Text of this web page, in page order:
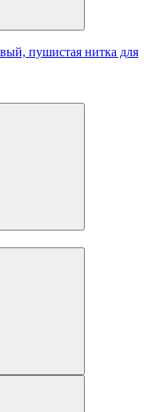
пушистая нитка для